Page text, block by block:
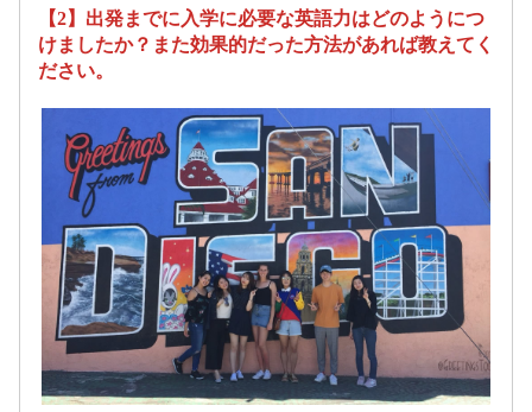
【2】出発までに入学に必要な英語力はどのようにつ
けましたか？また効果的だった方法があれば教えてく
ださい。